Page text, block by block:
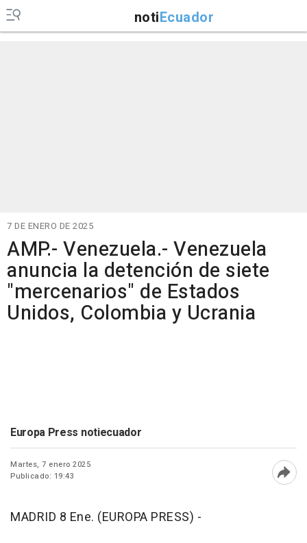
notiEcuador
7 DE ENERO DE 2025
AMP.- Venezuela.- Venezuela
anuncia la detención de siete
"mercenarios" de Estados
Unidos, Colombia y Ucrania
Europa Press notiecuador
Martes, 7 enero 2025
Publicado: 19:43
MADRID 8 Ene. (EUROPA PRESS) -